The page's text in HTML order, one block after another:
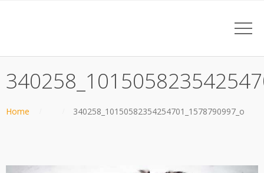
Home 340258_10150582354254701_1578790997_o